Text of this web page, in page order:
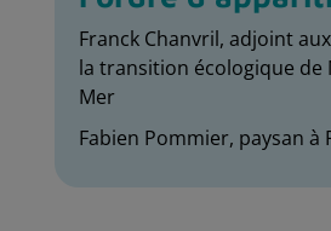
Franck Chanvril, adjoint
la transition écologique de
Mer
Fabien Pommier, paysan à